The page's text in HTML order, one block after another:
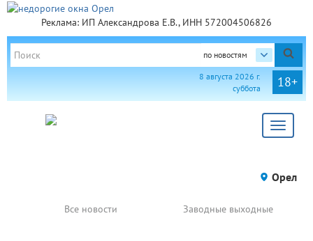
Реклама: ИП Александрова Е.В., ИНН 572004506826
по новостям
18+
8 августа 2026 г.
суббота
Toggle
Орел
Все новости Заводные выходные